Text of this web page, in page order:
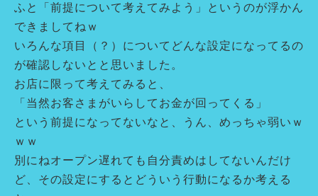
ふと「前提について考えてみよう」というのが浮かん
できましてねｗ
いろんな項目（？）についてどんな設定になってるの
が確認しないとと思いました。
お店に限って考えてみると、
「当然お客さまがいらしてお金が回ってくる」
という前提になってないなと、うん、めっちゃ弱いｗ
ｗｗ
別にねオープン遅れても自分責めはしてないんだけ
ど、その設定にするとどういう行動になるか考える